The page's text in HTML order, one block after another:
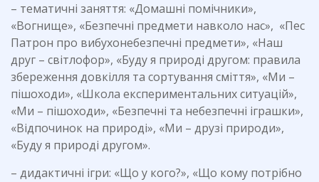
– тематичні заняття: «Домашні помічники»,
«Вогнище», «Безпечні предмети навколо нас», «Пес
Патрон про вибухонебезпечні предмети», «Наш
друг – світлофор», «Буду я природі другом: правила
збереження довкілля та сортування сміття», «Ми –
пішоходи», «Школа експериментальних ситуацій»,
«Ми – пішоходи», «Безпечні та небезпечні іграшки»,
«Відпочинок на природі», «Ми – друзі природи»,
«Буду я природі другом».
– дидактичні ігри: «Що у кого?», «Що кому потрібно